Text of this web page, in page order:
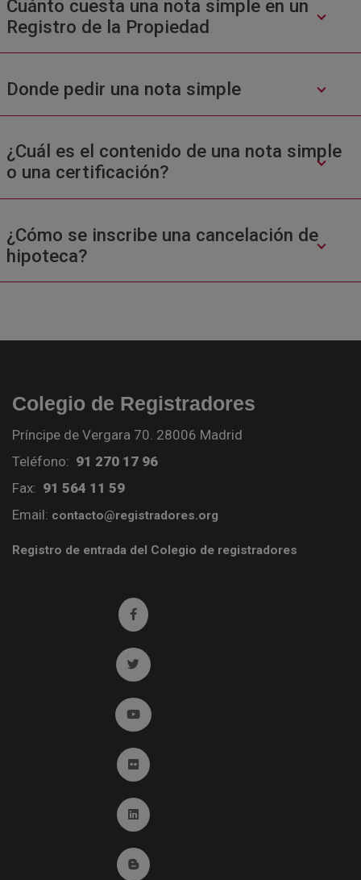
Cuánto cuesta una nota simple en un
Registro de la Propiedad
Donde pedir una nota simple
¿Cuál es el contenido de una nota simple
o una certificación?
¿Cómo se inscribe una cancelación de
hipoteca?
Colegio de Registradores
Príncipe de Vergara 70. 28006 Madrid
Teléfono: 91 270 17 96
Fax: 91 564 11 59
Email: contacto@registradores.org
Registro de entrada del Colegio de registradores
Ir a facebook (abre en ventana nueva)
Ir a twitter (abre en ventana nueva)
Ir a YouTube (abre en ventana nueva)
Ir a Flickr (abre en ventana nueva)
Ir a Linkedin (abre en ventana nueva)
Ir al Blog (abre en ventana nueva)